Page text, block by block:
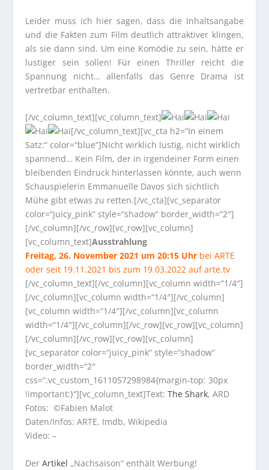
Leider muss ich hier sagen, dass die Inhaltsangabe
und die Fakten zum Film deutlich attraktiver klingen,
als sie dann sind. Um eine Komödie zu sein, hätte er
lustiger sein sollen! Für einen Thriller reicht die
Spannung nicht… allenfalls das Genre Drama ist
vertretbar enthalten.
[/vc_column_text][vc_column_text]
[/vc_column_text][vc_cta h2=“In einem
Satz:“ color=“blue“]Nicht wirklich lustig, nicht wirklich
spannend… Kein Film, der in irgendeiner Form einen
bleibenden Eindruck hinterlassen könnte, auch wenn
Schauspielerin Emmanuelle Davos sich sichtlich
Mühe gibt etwas zu retten.[/vc_cta][vc_separator
color=“juicy_pink“ style=“shadow“ border_width=“2″]
[/vc_column][/vc_row][vc_row][vc_column]
[vc_column_text]Ausstrahlung
Freitag, 26. November 2021 um 20:15 Uhr bei ARTE
oder seit 19.11.2021 bis zum 19.03.2022 auf arte.tv
[/vc_column_text][/vc_column][vc_column width=“1/4″]
[/vc_column][vc_column width=“1/4″][/vc_column]
[vc_column width=“1/4″][/vc_column][vc_column
width=“1/4″][/vc_column][/vc_row][vc_row][vc_column]
[/vc_column][/vc_row][vc_row][vc_column]
[vc_separator color=“juicy_pink“ style=“shadow“
border_width=“2″
css=“.vc_custom_1611057298984{margin-top: 30px
!important;}“][vc_column_text]Text:The Shark, ARD
Fotos: ©Fabien Malot
Daten/Infos: ARTE, Imdb, Wikipedia
Video: –
DerArtikel „Nachsaison“ enthält Werbung!